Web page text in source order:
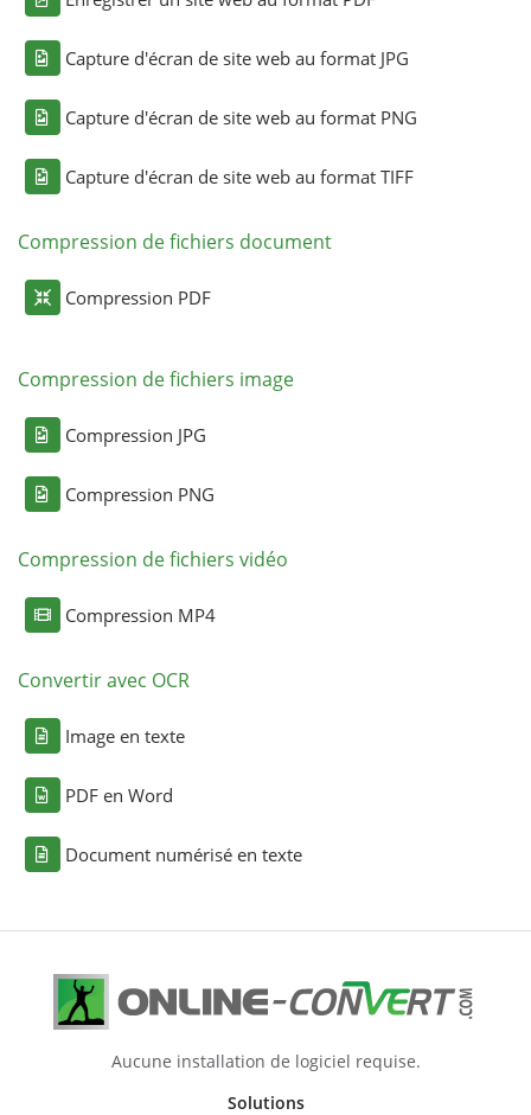
Capture d'écran de site web au format JPG
Capture d'écran de site web au format PNG
Capture d'écran de site web au format TIFF
Compression de fichiers document
Compression PDF
Compression de fichiers image
Compression JPG
Compression PNG
Compression de fichiers vidéo
Compression MP4
Convertir avec OCR
Image en texte
PDF en Word
Document numérisé en texte
Aucune installation de logiciel requise.
Solutions